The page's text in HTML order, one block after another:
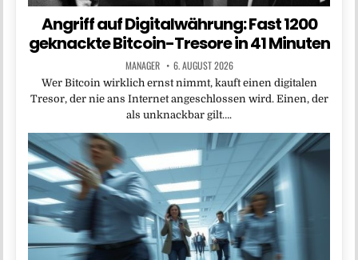
Angriff auf Digitalwährung: Fast 1200
geknackte Bitcoin-Tresore in 41 Minuten
MANAGER 6. AUGUST 2026
Wer Bitcoin wirklich ernst nimmt, kauft einen digitalen
Tresor, der nie ans Internet angeschlossen wird. Einen, der
als unknackbar gilt….